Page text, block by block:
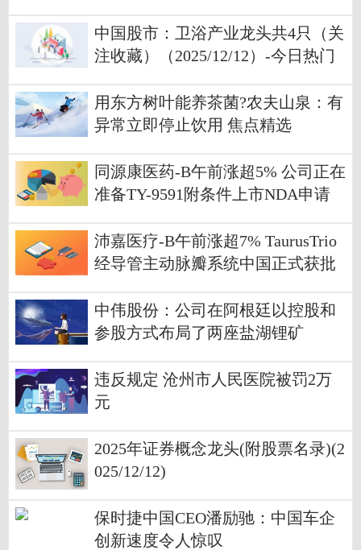
中国股市：卫浴产业龙头共4只（关
注收藏）（2025/12/12）-今日热门
用东方树叶能养茶菌?农夫山泉：有
异常立即停止饮用 焦点精选
同源康医药-B午前涨超5% 公司正在
准备TY-9591附条件上市NDA申请
沛嘉医疗-B午前涨超7% TaurusTrio
经导管主动脉瓣系统中国正式获批
中伟股份：公司在阿根廷以控股和
参股方式布局了两座盐湖锂矿
违反规定 沧州市人民医院被罚2万
元
2025年证券概念龙头(附股票名录)(2
025/12/12)
保时捷中国CEO潘励驰：中国车企
创新速度令人惊叹